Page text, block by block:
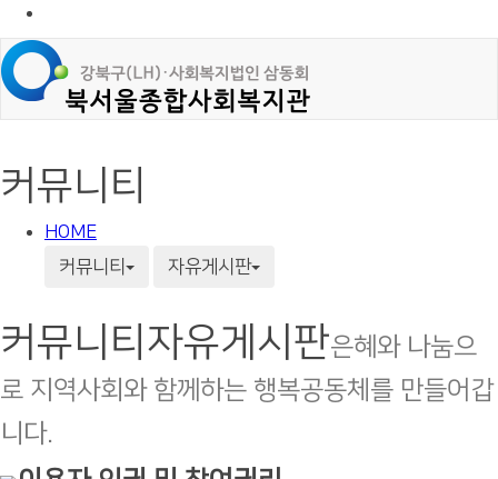
커뮤니티
HOME
커뮤니티
자유게시판
커뮤니티 자유게시판은혜와 나눔으
로 지역사회와 함께하는 행복공동체를 만들어갑
니다.